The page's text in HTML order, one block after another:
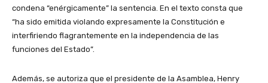
condena “enérgicamente” la sentencia. En el texto consta que
“ha sido emitida violando expresamente la Constitución e
interfiriendo flagrantemente en la independencia de las
funciones del Estado”.
Además, se autoriza que el presidente de la Asamblea, Henry